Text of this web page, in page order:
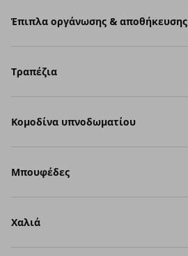
Έπιπλα οργάνωσης & αποθήκευσης
Τραπέζια
Κομοδίνα υπνοδωματίου
Μπουφέδες
Χαλιά